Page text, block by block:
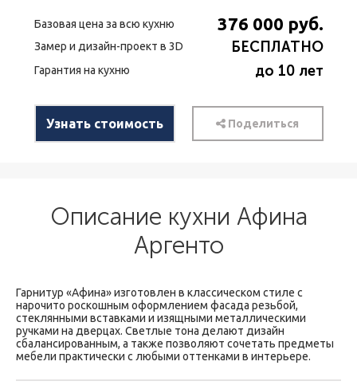
Описание кухни Афина
Аргенто
Гарнитур «Афина» изготовлен в классическом стиле с
нарочито роскошным оформлением фасада резьбой,
стеклянными вставками и изящными металлическими
ручками на дверцах. Светлые тона делают дизайн
сбалансированным, а также позволяют сочетать предметы
мебели практически с любыми оттенками в интерьере.
на тумбах и столешнице визуально приподнимает высоту
Базовая цена за всю кухню 376 000 руб.
Замер и дизайн-проект в 3D БЕСПЛАТНО
Гарантия на кухню до 10 лет
Узнать стоимость Поделиться